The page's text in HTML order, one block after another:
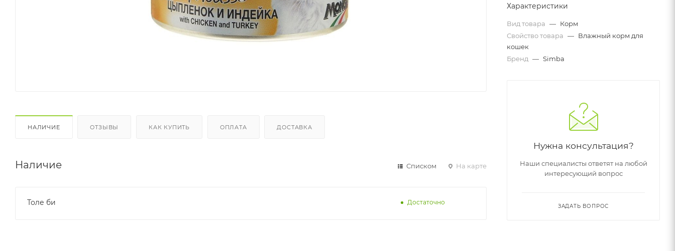
НАЛИЧИЕ ОТЗЫВЫ КАК КУПИТЬ ОПЛАТА ДОСТАВКА
Наличие Списком На карте
Толе би Достаточно
Характеристики
Вид товара — Корм
Свойство товара — Влажный корм для
кошек
Бренд — Simba
Нужна консультация?
Наши специалисты ответят на любой
интересующий вопрос
ЗАДАТЬ ВОПРОС